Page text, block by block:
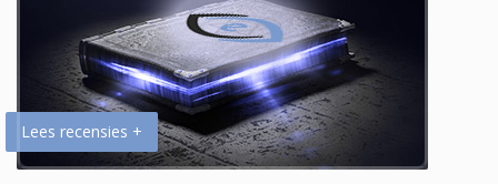
Lees recensies +